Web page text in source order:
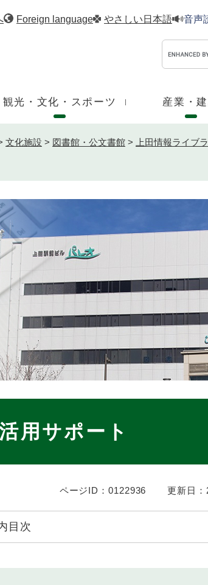
Foreign language やさしい日本語 音声
観光・文化・スポーツ 産業・
文化施設 > 図書館・公文書館 > 上田情報ライブ
用サポート
ページID：0122936 更新日
目次